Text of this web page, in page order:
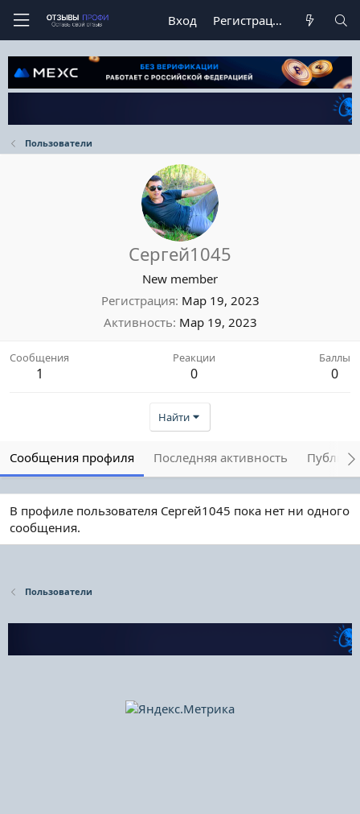
Вход Регистрация
Пользователи
Сергей1045
New member
Регистрация Мар 19, 2023
Активность Мар 19, 2023
Сообщения
1
Реакции
0
Баллы
0
Найти
Сообщения профиля Последняя активность
В профиле пользователя Сергей1045 пока нет ни одного
сообщения.
Пользователи